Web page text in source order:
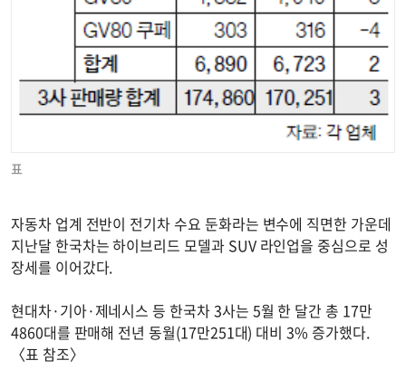
표
자동차 업계 전반이 전기차 수요 둔화라는 변수에 직면한 가운데
지난달 한국차는 하이브리드 모델과 SUV 라인업을 중심으로 성
장세를 이어갔다.
현대차·기아·제네시스 등 한국차 3사는 5월 한 달간 총 17만
4860대를 판매해 전년 동월(17만251대) 대비 3% 증가했다.
〈표 참조〉